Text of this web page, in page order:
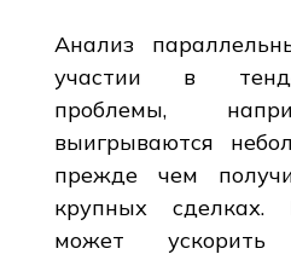
Анализ
участии в
проблемы,
выигрываются
прежде чем
крупных сделках.
может